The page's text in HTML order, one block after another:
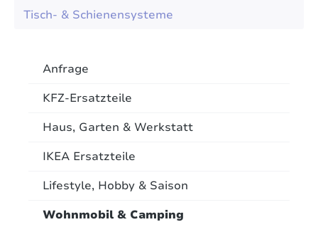
Tisch- & Schienensysteme
Anfrage
KFZ-Ersatzteile
Haus, Garten & Werkstatt
IKEA Ersatzteile
Lifestyle, Hobby & Saison
Wohnmobil & Camping